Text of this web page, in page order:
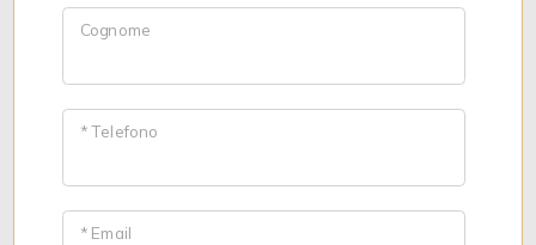
Cognome
* Telefono
* Email